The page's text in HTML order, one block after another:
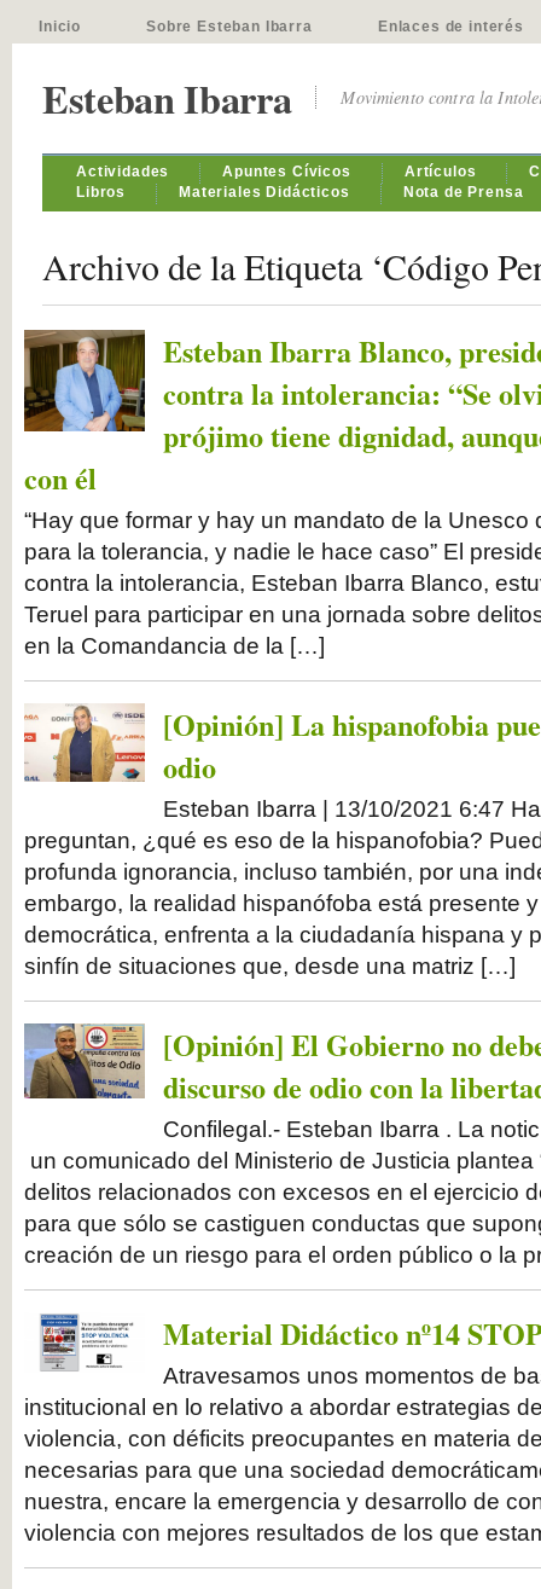
Inicio Sobre Esteban Ibarra Enlaces de interés
Esteban Ibarra Movimiento contra la
Actividades Apuntes Cívicos Artículos
Libros
Materiales Didácticos Nota de Prensa
Archivo de la Etiqueta ‘Código
Esteban Ibarra Blanco,
contra la intolerancia: “Se
prójimo tiene dignidad,
con él
“Hay que formar y hay un mandato de la
para la tolerancia, y nadie le hace caso” El
contra la intolerancia, Esteban Ibarra Blanco,
Teruel para participar en una jornada sobre
en la Comandancia de la […]
[Opinión] La hispanofobia
odio
Esteban Ibarra | 13/10/2021 6:47
preguntan, ¿qué es eso de la hispanofobia?
profunda ignorancia, incluso también, por una
embargo, la realidad hispanófoba está presente
democrática, enfrenta a la ciudadanía hispana y
sinfín de situaciones que, desde una matriz […]
[Opinión] El Gobierno no
discurso de odio con la
Confilegal.- Esteban Ibarra . La
un comunicado del Ministerio de Justicia plantea
delitos relacionados con excesos en el ejercicio
para que sólo se castiguen conductas que
creación de un riesgo para el orden público o la
Material Didáctico nº14
Atravesamos unos momentos de
institucional en lo relativo a abordar estrategias
violencia, con déficits preocupantes en materia
necesarias para que una sociedad
nuestra, encare la emergencia y desarrollo de
violencia con mejores resultados de los que